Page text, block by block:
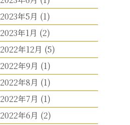
2023年5月 (1)
2023年1月 (2)
2022年12月 (5)
2022年9月 (1)
2022年8月 (1)
2022年7月 (1)
2022年6月 (2)